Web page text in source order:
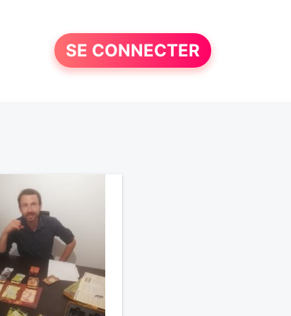
SE CONNECTER